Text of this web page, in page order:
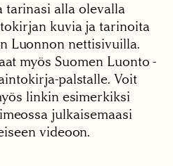
tarinasi alla olevalla
kuvia ja tarinoita
Luonnon nettisivuilla.
myös Suomen Luonto -
palstalle. Voit
linkin esimerkiksi
julkaisemaasi
videoon.